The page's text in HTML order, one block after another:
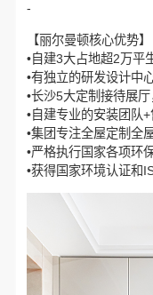
-
【丽尔曼顿核心优势】
•自建3大占地超2万平
•有独立的研发设计中
•长沙5大定制接待展
•自建专业的安装团队
•集团专注全屋定制全
•严格执行国家各项环
•获得国家环境认证和